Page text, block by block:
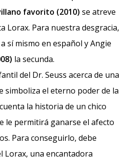
favorito (2010) se atreve
Lorax. Para nuestra desgracia,
sí mismo en español y Angie
la secunda.
del Dr. Seuss acerca de una
simboliza el eterno poder de la
la historia de un chico
le permitirá ganarse el afecto
Para conseguirlo, debe
Lorax, una encantadora